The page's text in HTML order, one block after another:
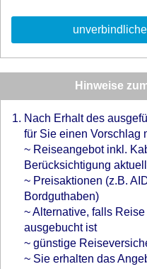
Hinweise
Nach Erhalt des
für Sie einen Vorschlag
~ Reiseangebot inkl.
Berücksichtigung
~ Preisaktionen (z.B.
Bordguthaben)
~ Alternative, falls
ausgebucht ist
~ günstige
~ Sie erhalten das